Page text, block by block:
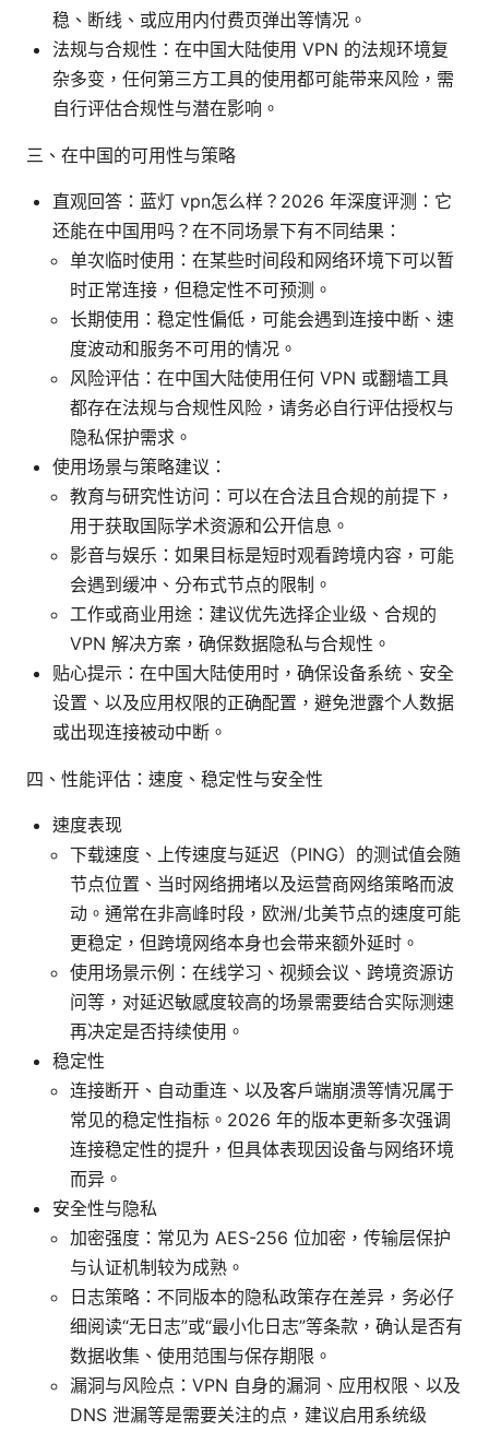
稳、断线、或应用内付费页弹出等情况。
法规与合规性：在中国大陆使用 VPN 的法规环境复
杂多变，任何第三方工具的使用都可能带来风险，需
自行评估合规性与潜在影响。
三、在中国的可用性与策略
直观回答：蓝灯 vpn怎么样？2026 年深度评测：它
还能在中国用吗？在不同场景下有不同结果：
单次临时使用：在某些时间段和网络环境下可以暂
时正常连接，但稳定性不可预测。
长期使用：稳定性偏低，可能会遇到连接中断、速
度波动和服务不可用的情况。
风险评估：在中国大陆使用任何 VPN 或翻墙工具
都存在法规与合规性风险，请务必自行评估授权与
隐私保护需求。
使用场景与策略建议：
教育与研究性访问：可以在合法且合规的前提下，
用于获取国际学术资源和公开信息。
影音与娱乐：如果目标是短时观看跨境内容，可能
会遇到缓冲、分布式节点的限制。
工作或商业用途：建议优先选择企业级、合规的
VPN 解决方案，确保数据隐私与合规性。
贴心提示：在中国大陆使用时，确保设备系统、安全
设置、以及应用权限的正确配置，避免泄露个人数据
或出现连接被动中断。
四、性能评估：速度、稳定性与安全性
速度表现
下载速度、上传速度与延迟（PING）的测试值会随
节点位置、当时网络拥堵以及运营商网络策略而波
动。通常在非高峰时段，欧洲/北美节点的速度可能
更稳定，但跨境网络本身也会带来额外延时。
使用场景示例：在线学习、视频会议、跨境资源访
问等，对延迟敏感度较高的场景需要结合实际测速
再决定是否持续使用。
稳定性
连接断开、自动重连、以及客户端崩溃等情况属于
常见的稳定性指标。2026 年的版本更新多次强调
连接稳定性的提升，但具体表现因设备与网络环境
而异。
安全性与隐私
加密强度：常见为 AES-256 位加密，传输层保护
与认证机制较为成熟。
日志策略：不同版本的隐私政策存在差异，务必仔
细阅读“无日志”或“最小化日志”等条款，确认是否有
数据收集、使用范围与保存期限。
漏洞与风险点：VPN 自身的漏洞、应用权限、以及
DNS 泄漏等是需要关注的点，建议启用系统级